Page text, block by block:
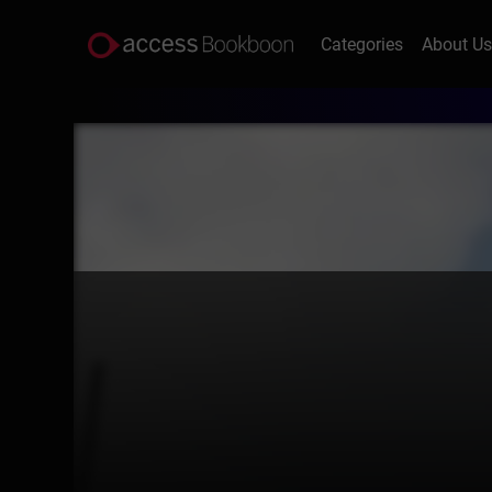
Categories About Us